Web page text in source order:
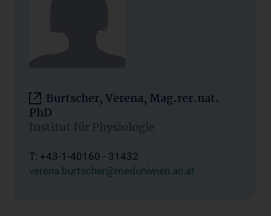
Burtscher, Verena, Mag.rer.nat.
PhD
Institut für Physiologie
T: +43-1-40160 - 31432
verena.burtscher@meduniwien.ac.at